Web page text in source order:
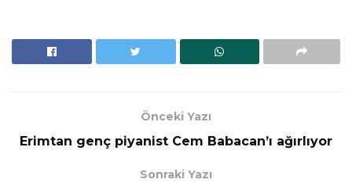
Önceki Yazı
Erimtan genç piyanist Cem Babacan’ı ağırlıyor
Sonraki Yazı